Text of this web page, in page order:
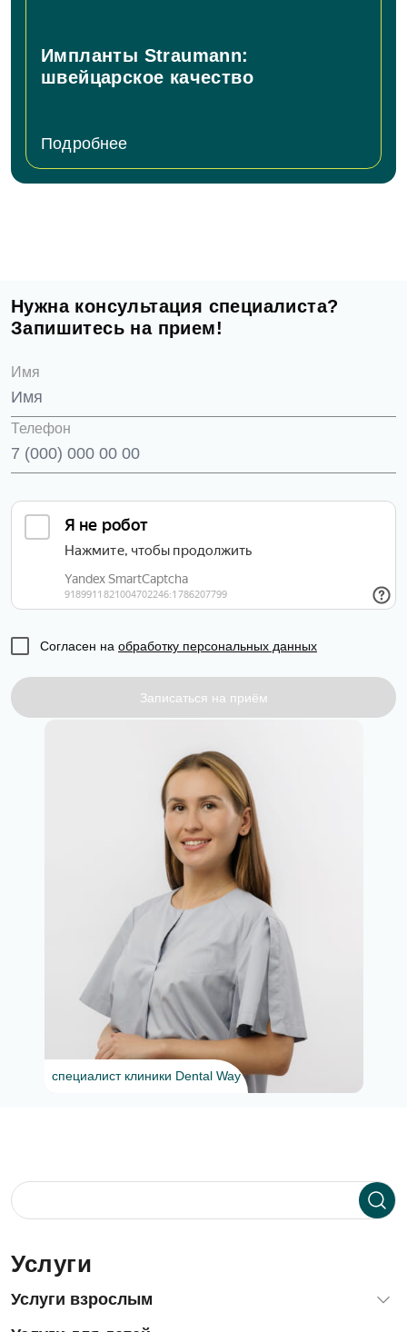
Импланты Straumann:
швейцарское качество
Подробнее
Нужна консультация специалиста?
Запишитесь на прием!
Имя
Телефон
Согласен на обработку персональных данных
Записаться на приём
специалист клиники Dental Way
Услуги
Услуги взрослым